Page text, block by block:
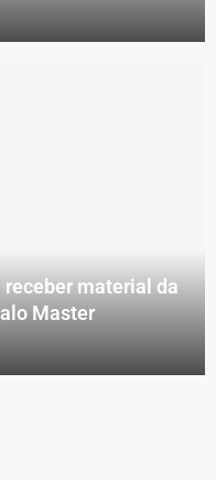
material da
Master